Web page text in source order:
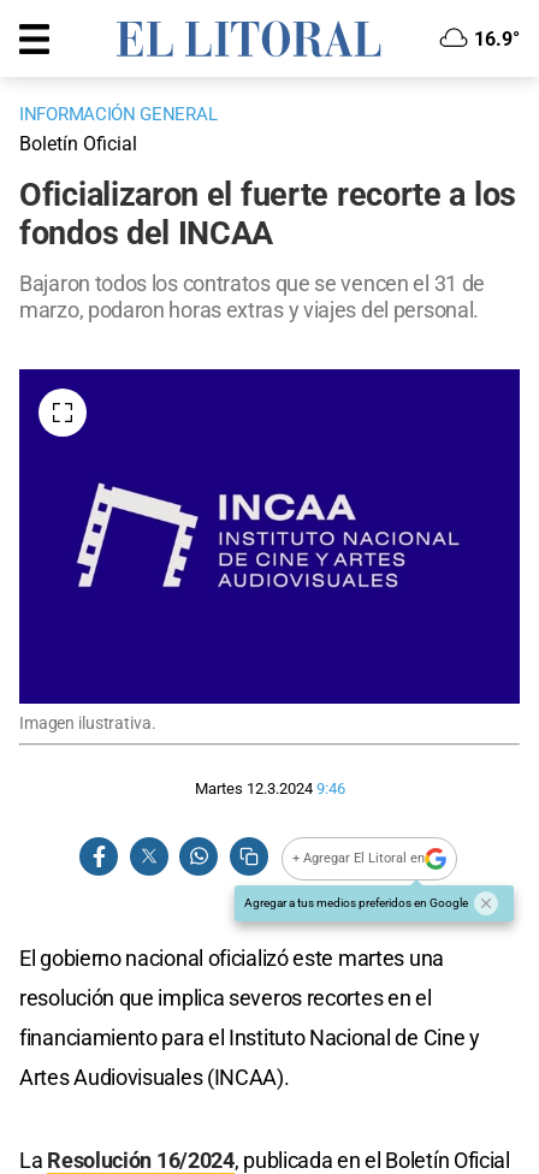
16.9°
INFORMACIÓN GENERAL
Boletín Oficial
Oficializaron el fuerte recorte a los
fondos del INCAA
Bajaron todos los contratos que se vencen el 31 de
marzo, podaron horas extras y viajes del personal.
Imagen ilustrativa.
Martes 12.3.2024 9:46
+ Agregar El Litoral en
Agregar a tus medios preferidos en Google
El gobierno nacional oficializó este martes una
resolución que implica severos recortes en el
financiamiento para el Instituto Nacional de Cine y
Artes Audiovisuales (INCAA).
La Resolución 16/2024, publicada en el Boletín Oficial